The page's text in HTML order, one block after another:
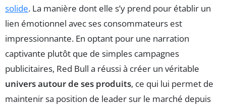
solide. La manière dont elle s’y prend pour établir un
lien émotionnel avec ses consommateurs est
impressionnante. En optant pour une narration
captivante plutôt que de simples campagnes
publicitaires, Red Bull a réussi à créer un véritable
univers autour de ses produits, ce qui lui permet de
maintenir sa position de leader sur le marché depuis